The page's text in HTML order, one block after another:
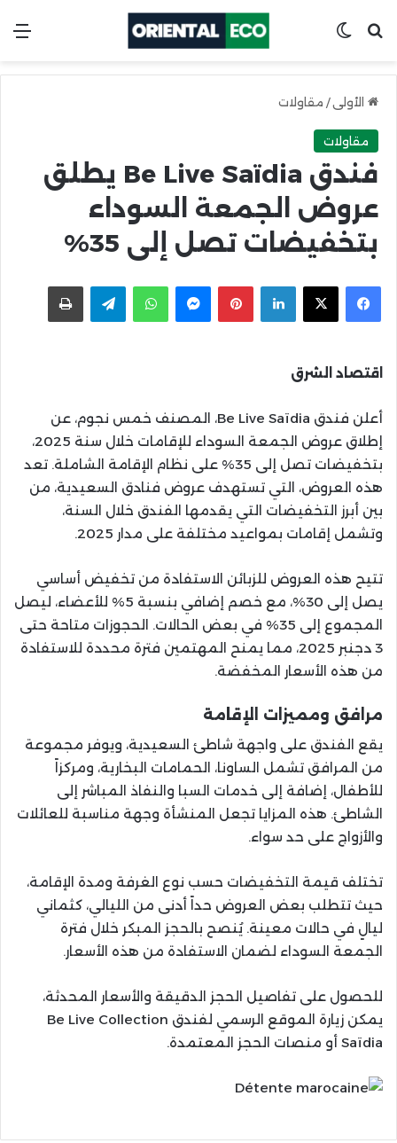
ابحث عنSwitch skin
الأولى / مقاولات
مقاولات
فندق Be Live Saïdia يطلق
عروض الجمعة السوداء
بتخفيضات تصل إلى 35%
Facebook
X
LinkedIn
Pinterest
Messenger
WhatsApp
Telegramاطبعها
اقتصاد الشرق
أعلن فندق Be Live Saïdia، المصنف خمس نجوم، عن
إطلاق عروض الجمعة السوداء للإقامات خلال سنة 2025،
بتخفيضات تصل إلى 35% على نظام الإقامة الشاملة. تعد
هذه العروض، التي تستهدف عروض فنادق السعيدية، من
بين أبرز التخفيضات التي يقدمها الفندق خلال السنة،
وتشمل إقامات بمواعيد مختلفة على مدار 2025.
تتيح هذه العروض للزبائن الاستفادة من تخفيض أساسي
يصل إلى 30%، مع خصم إضافي بنسبة 5% للأعضاء، ليصل
المجموع إلى 35% في بعض الحالات. الحجوزات متاحة حتى
3 دجنبر 2025، مما يمنح المهتمين فترة محددة للاستفادة
من هذه الأسعار المخفضة.
مرافق ومميزات الإقامة
يقع الفندق على واجهة شاطئ السعيدية، ويوفر مجموعة
من المرافق تشمل الساونا، الحمامات البخارية، ومركزاً
للأطفال، إضافة إلى خدمات السبا والنفاذ المباشر إلى
الشاطئ. هذه المزايا تجعل المنشأة وجهة مناسبة للعائلات
والأزواج على حد سواء.
تختلف قيمة التخفيضات حسب نوع الغرفة ومدة الإقامة،
حيث تتطلب بعض العروض حداً أدنى من الليالي، كثماني
ليالٍ في حالات معينة. يُنصح بالحجز المبكر خلال فترة
الجمعة السوداء لضمان الاستفادة من هذه الأسعار.
للحصول على تفاصيل الحجز الدقيقة والأسعار المحدثة،
يمكن زيارة الموقع الرسمي لفندق Be Live Collection
Saïdia أو منصات الحجز المعتمدة.